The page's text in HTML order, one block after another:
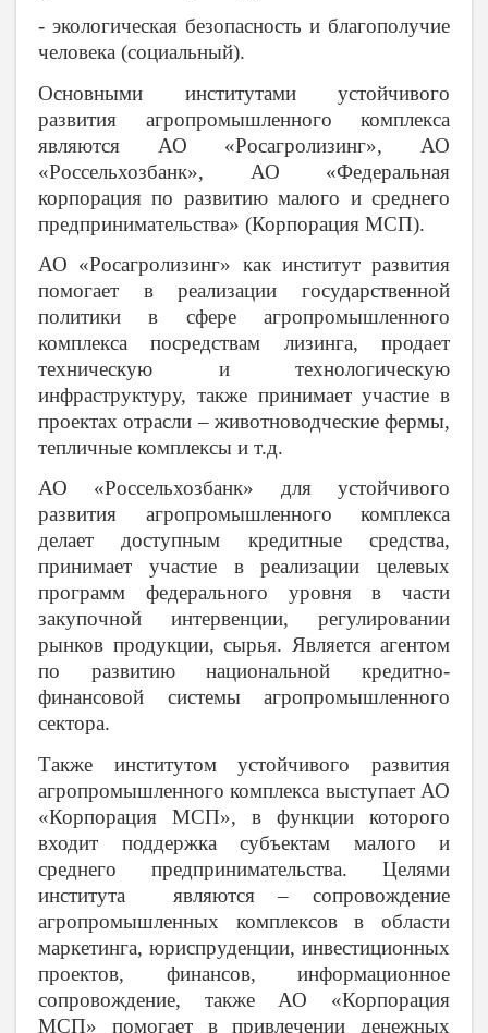
- экологическая безопасность и благополучие
человека (социальный).
Основными институтами устойчивого
развития агропромышленного комплекса
являются АО «Росагролизинг», АО
«Россельхозбанк», АО «Федеральная
корпорация по развитию малого и среднего
предпринимательства» (Корпорация МСП).
АО «Росагролизинг» как институт развития
помогает в реализации государственной
политики в сфере агропромышленного
комплекса посредствам лизинга, продает
техническую и технологическую
инфраструктуру, также принимает участие в
проектах отрасли – животноводческие фермы,
тепличные комплексы и т.д.
АО «Россельхозбанк» для устойчивого
развития агропромышленного комплекса
делает доступным кредитные средства,
принимает участие в реализации целевых
программ федерального уровня в части
закупочной интервенции, регулировании
рынков продукции, сырья. Является агентом
по развитию национальной кредитно-
финансовой системы агропромышленного
сектора.
Также институтом устойчивого развития
агропромышленного комплекса выступает АО
«Корпорация МСП», в функции которого
входит поддержка субъектам малого и
среднего предпринимательства. Целями
института являются – сопровождение
агропромышленных комплексов в области
маркетинга, юриспруденции, инвестиционных
проектов, финансов, информационное
сопровождение, также АО «Корпорация
МСП» помогает в привлечении денежных